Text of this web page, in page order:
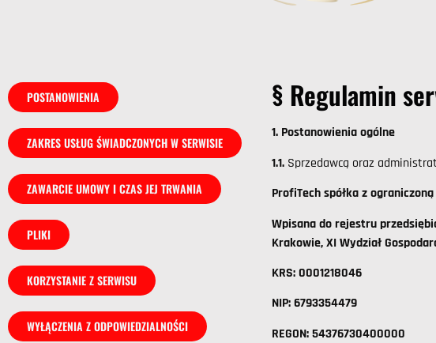
POSTANOWIENIA
ZAKRES USŁUG ŚWIADCZONYCH W SERWISIE
ZAWARCIE UMOWY I CZAS JEJ TRWANIA
PLIKI
KORZYSTANIE Z SERWISU
WYŁĄCZENIA Z ODPOWIEDZIALNOŚCI
§ Regulamin
1. Postanowienia ogólne
1.1. Sprzedawcą oraz
ProfiTech spółka z
Wpisana do rejestru
Krakowie,XI Wydział
KRS: 0001218046
NIP: 6793354479
REGON: 54376730400000